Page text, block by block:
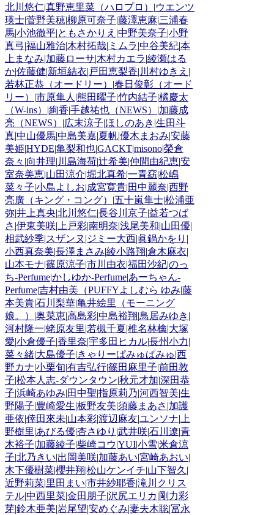
北川悠仁|真野恵里菜（ハロプロ） |ウエンツ
瑛士|菅野美穂|柳原可奈子|藤澤恵麻|三浦春
馬|小池徹平|ともさかりえ |中野美奈子|小野
真弓|福山雅治|木村拓哉| ミムラ|中谷美紀|本
上まなみ|加藤ローサ|木村カエラ|綾瀬はる
か|佐藤健|新垣結衣| 戸田恵梨香| 川村ゆきえ |
若林正恭（オードリー） |春日俊彰（オード
リー） |市原隼人 |熊田曜子|竹内結子|橘慶太
（W-ins） |絢香|手越祐也（NEWS） |加藤成
亮（NEWS） |広末涼子|ほしのあき |生田斗
真|中山優馬|中島美嘉|夏帆|優木まおみ|安藤
美姫|HYDE|亀梨和也|GACKT|misono|榮倉
奈々 |向井理| 川島海荷|辻希美|仲間由紀恵|安
室奈美恵|山田涼介|堀北真希|一青窈|松嶋
菜々子|小島よしお|成宮寛貴|田中麗奈|西野
亮廣（キング・コング） |五十嵐隼士|松浦亜
弥|井上真央|北川悠仁|長谷川京子|益若つば
さ |伊東美咲| 上戸彩|南明奈|浅尾美和|山田優|
相武紗季|スザンヌ |ジミー大西|眞鍋かをり |
小西真奈美|長澤まさみ|綾小路翔|倉木麻衣|
山本モナ|篠原涼子|市川由衣|福田沙紀|のっ
ち-Perfume|かしゆか-Perfume|あーちゃん-
Perfume|吉村由美（PUFFYよしむら ゆみ|藤
本美貴|石川梨華|亀井絵里（モーニング
娘。） |奥菜恵|高島彩|中島裕翔|鳥居みゆき |
河村隆一|蛯原友里|若槻千夏|椎名林檎|大塚
愛|小倉優子|香里奈|宇多田ヒカル|長州小力|
菜々緒|大島優子|きゃりーぱみゅぱみゅ|西
野カナ|小栗旬|有吉弘行|篠田麻里子|前田敦
子|松本人志-ダウンタウン|秋元才加|深田恭
子|浜崎あゆみ|田中聖|指原莉乃|河西智美|生
野陽子|豊崎愛生|板野友美|須藤まあさ |加護
亜依|倖田來未|山本彩|渡辺麻友|ユンソナ| 上
野樹里|あびる優|杏さゆり |武井咲|石川遼|青
木裕子|加藤綾子|柴崎コウ|YUI|小雪|米倉涼
子|北乃きい|出岡美咲|加藤あい|宮崎あおい|
木下優樹菜|櫻井翔|松山ケンイチ|山下智久 |
近野莉菜|里田まい|市井紗耶香|滝川クリス
テル|中西里菜|金田朋子|沢尻エリカ|剛力彩
芽|鈴木亜美|岩尾望|安めぐみ|妻夫木聡|冨永